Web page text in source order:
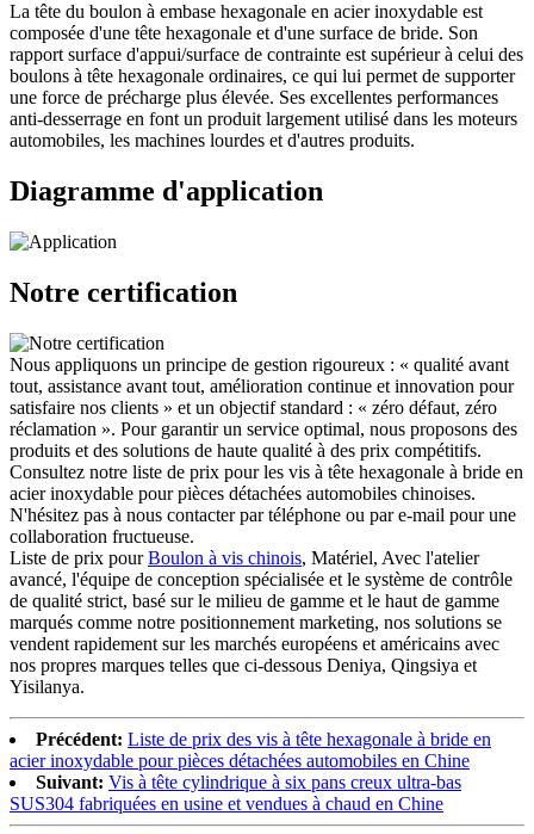
La tête du boulon à embase hexagonale en acier inoxydable est
composée d'une tête hexagonale et d'une surface de bride. Son
rapport surface d'appui/surface de contrainte est supérieur à celui des
boulons à tête hexagonale ordinaires, ce qui lui permet de supporter
une force de précharge plus élevée. Ses excellentes performances
anti-desserrage en font un produit largement utilisé dans les moteurs
automobiles, les machines lourdes et d'autres produits.
Diagramme d'application
Notre certification
Nous appliquons un principe de gestion rigoureux : « qualité avant
tout, assistance avant tout, amélioration continue et innovation pour
satisfaire nos clients » et un objectif standard : « zéro défaut, zéro
réclamation ». Pour garantir un service optimal, nous proposons des
produits et des solutions de haute qualité à des prix compétitifs.
Consultez notre liste de prix pour les vis à tête hexagonale à bride en
acier inoxydable pour pièces détachées automobiles chinoises.
N'hésitez pas à nous contacter par téléphone ou par e-mail pour une
collaboration fructueuse.
Liste de prix pourBoulon à vis chinois, Matériel, Avec l'atelier
avancé, l'équipe de conception spécialisée et le système de contrôle
de qualité strict, basé sur le milieu de gamme et le haut de gamme
marqués comme notre positionnement marketing, nos solutions se
vendent rapidement sur les marchés européens et américains avec
nos propres marques telles que ci-dessous Deniya, Qingsiya et
Yisilanya.
Précédent: Liste de prix des vis à tête hexagonale à bride en
acier inoxydable pour pièces détachées automobiles en Chine
Suivant: Vis à tête cylindrique à six pans creux ultra-bas
SUS304 fabriquées en usine et vendues à chaud en Chine